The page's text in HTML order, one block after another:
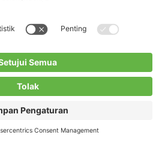
Twitter Youtube